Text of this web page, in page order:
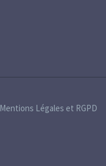
Mentions Légales et RGPD